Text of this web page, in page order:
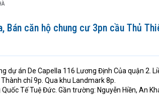
Bán căn hộ chung cư 3pn cầu Thủ
dự án De Capella 116 Lương Định Của quận 2.
chỉ 9p. Qua khu Landmark 8p.
Tế Tuệ Đức. Gần trường: Nguyễn Hiền, An